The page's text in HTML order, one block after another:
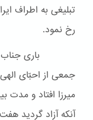
رخ نمود.
جمعی از احبّای
میرزا افتاد و مدت
آنکه آزاد گردید